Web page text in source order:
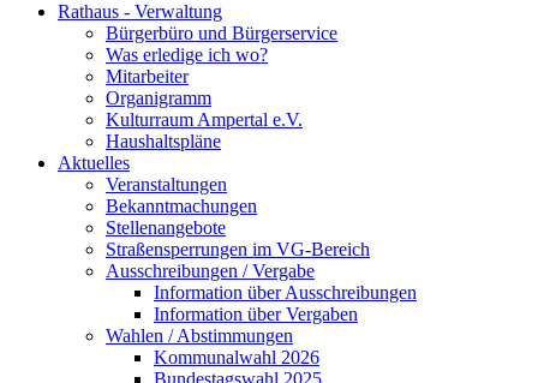
Rathaus - Verwaltung
Bürgerbüro und Bürgerservice
Was erledige ich wo?
Mitarbeiter
Organigramm
Kulturraum Ampertal e.V.
Haushaltspläne
Aktuelles
Veranstaltungen
Bekanntmachungen
Stellenangebote
Straßensperrungen im VG-Bereich
Ausschreibungen / Vergabe
Information über Ausschreibungen
Information über Vergaben
Wahlen / Abstimmungen
Kommunalwahl 2026
Bundestagswahl 2025